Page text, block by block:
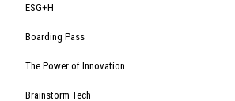
ESG+H
Boarding Pass
The Power of Innovation
Brainstorm Tech